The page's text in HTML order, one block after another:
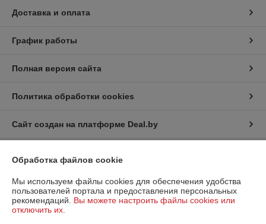
Доставка и оплата
График работы
Полная версия сайта
Политика обработки cookies
Сайт создан на платформе Deal.by
Информация для покупателя
Индивидуальный предприниматель:ИНДИВИДУАЛЬНЫЙ
ПРЕДПРИНИМАТЕЛЬ РОМАНОВСКИЙ ИВАН СЕРГЕЕВИЧ
МОЛОДЕЧНЕНСКИЙ Р-Н, Г. МОЛОДЕЧНО, УЛ.ТОМИЛИНА, Д. 21
Обработка файлов cookie
Мы используем файлы cookies для обеспечения удобства
пользователей портала и предоставления персональных
рекомендаций. Вы можете настроить файлы cookies или
отключить их.